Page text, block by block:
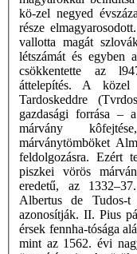
kö-zel negyed
része
vallotta magát
létszámát és egyben
csökkentette az
áttelepítés. A
Tardoskeddre
gazdasági forrása –
márvány
márványtömböket
feldolgozásra. Ezért
piszkei vörös
eredetű, az
Albertus de Tudos-t
azonosítják. II. Pius
érsek fennha-tósága
mint az 1562. évi